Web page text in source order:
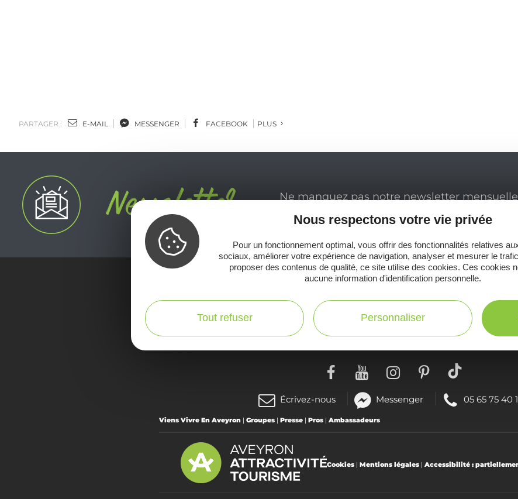
PARTAGER : E-MAIL MESSENGER FACEBOOK PLUS
Ne manquez pas notre newsletter
inspirer pour profiter pleinement de votre
Voir la Carte
Toutes les infos
Écrivez-nous Messenger(nouvelle
fenêtre)
Téléphoner
05 65 75 40
Viens Vivre En Aveyron | Groupes | Presse | Pros | Ambassadeurs
Cookies | Mentions légales | Accessibilité :
Nous respectons votre vie privée
Pour un fonctionnement optimal, vous offrir des fonctionnalités relatives
sociaux, améliorer votre expérience de navigation, analyser et mesurer le
proposer des contenus de qualité, ce site utilise des cookies. Ces cookies
aucune information d'identification personnelle.
Tout refuser Personnaliser